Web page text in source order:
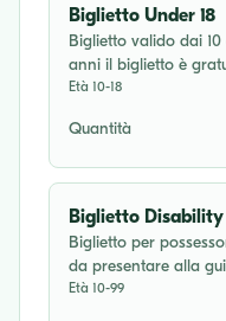
Biglietto Under 18
Biglietto valido dai 10
anni il biglietto è
Età 10-18
Quantità
Biglietto Disability
Biglietto per
da presentare alla
Età 10-99